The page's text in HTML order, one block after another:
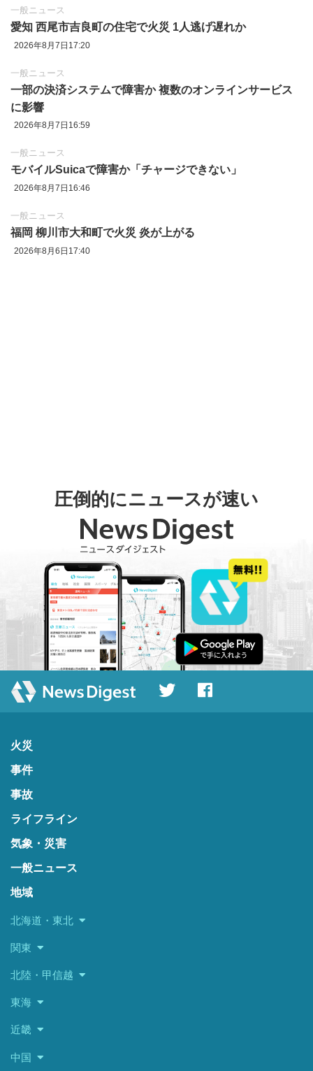
一般ニュース
愛知 西尾市吉良町の住宅で火災 1人逃げ遅れか
2026年8月7日17:20
一般ニュース
一部の決済システムで障害か 複数のオンラインサービス
に影響
2026年8月7日16:59
一般ニュース
モバイルSuicaで障害か「チャージできない」
2026年8月7日16:46
一般ニュース
福岡 柳川市大和町で火災 炎が上がる
2026年8月6日17:40
圧倒的にニュースが速い
火災
事件
事故
ライフライン
気象・災害
一般ニュース
地域
北海道・東北
関東
北陸・甲信越
東海
近畿
中国